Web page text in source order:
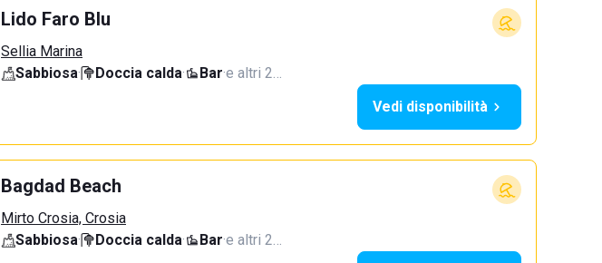
Lido Faro Blu
Sellia Marina
Sabbiosa· Doccia calda· Bar·e altri 2…
Vedi disponibilità
Bagdad Beach
Mirto Crosia, Crosia
Sabbiosa· Doccia calda· Bar·e altri 2…